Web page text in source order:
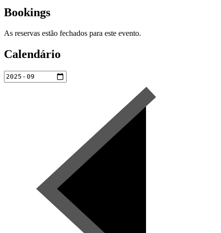
Bookings
As reservas estão fechados para este evento.
Calendário